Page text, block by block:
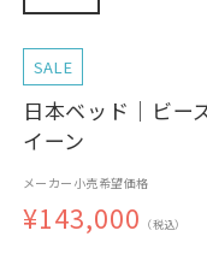
SALE
日本ベッド｜ビー
イーン
メーカー小売希望価格
¥143,000 （税込）